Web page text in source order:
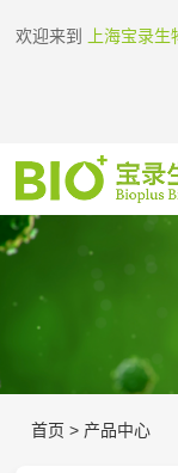
欢迎来到 上海宝录生
首页 > 产品中心